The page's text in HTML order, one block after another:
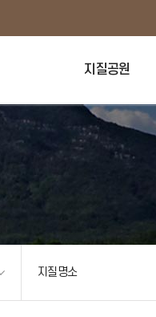
지질공원
지질명소